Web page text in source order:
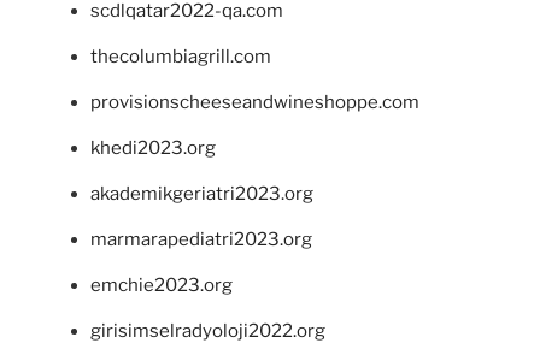
scdlqatar2022-qa.com
thecolumbiagrill.com
provisionscheeseandwineshoppe.com
khedi2023.org
akademikgeriatri2023.org
marmarapediatri2023.org
emchie2023.org
girisimselradyoloji2022.org